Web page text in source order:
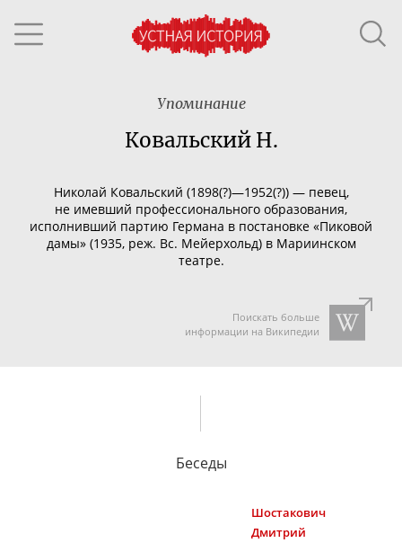
Упоминание
Ковальский Н.
Николай Ковальский (1898(?)—1952(?)) — певец,
не имевший профессионального образования,
исполнивший партию Германа в постановке «Пиковой
дамы» (1935, реж. Вс. Мейерхольд) в Мариинском
театре.
Поискать больше
информации на Википедии
Беседы
Шостакович
Дмитрий